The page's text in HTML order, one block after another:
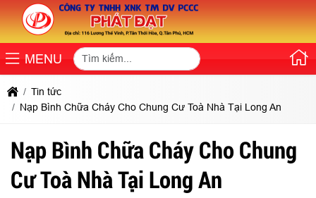
MENU
Tin tức
Nạp Bình Chữa Cháy Cho Chung Cư Toà Nhà Tại Long An
Nạp Bình Chữa Cháy Cho Chung
Cư Toà Nhà Tại Long An